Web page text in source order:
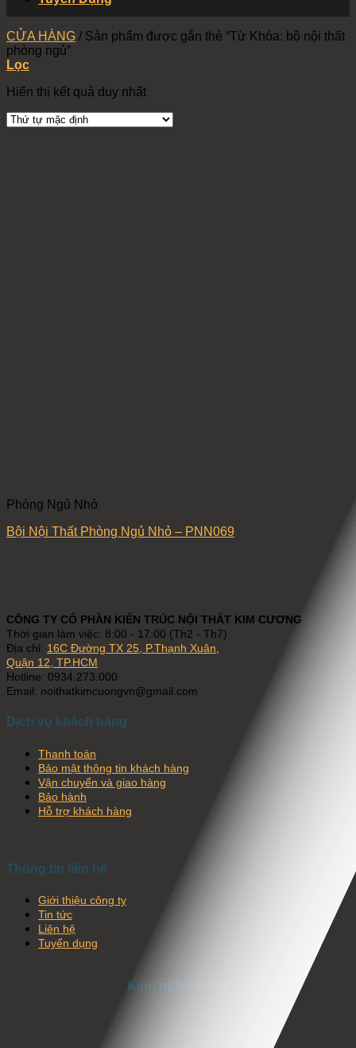
CỬA HÀNG / Sản phẩm được gắn thẻ “Từ Khóa: bộ nội thất
phòng ngủ”
Lọc
Hiển thị kết quả duy nhất
Phòng Ngủ Nhỏ
Bội Nội Thất Phòng Ngủ Nhỏ – PNN069
CÔNG TY CỔ PHẦN KIẾN TRÚC NỘI THẤT KIM CƯƠNG
Thời gian làm việc: 8:00 - 17:00 (Th2 - Th7)
Địa chỉ: 16C Đường TX 25, P.Thạnh Xuân,
Quận 12, TP.HCM
Hotline: 0934.273.000
Email: noithatkimcuongvn@gmail.com
Dịch vụ khách hàng
Thanh toán
Bảo mật thông tin khách hàng
Vận chuyển và giao hàng
Bảo hành
Hỗ trợ khách hàng
Thông tin liên hệ
Giới thiệu công ty
Tin tức
Liên hệ
Tuyển dụng
Kinh nghiệm hay